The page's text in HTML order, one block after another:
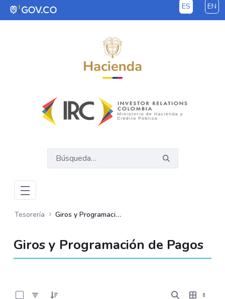
Saltar al contenido principal ES EN
Tesorería Giros y Programación de Pagos
Giros y Programación de Pagos